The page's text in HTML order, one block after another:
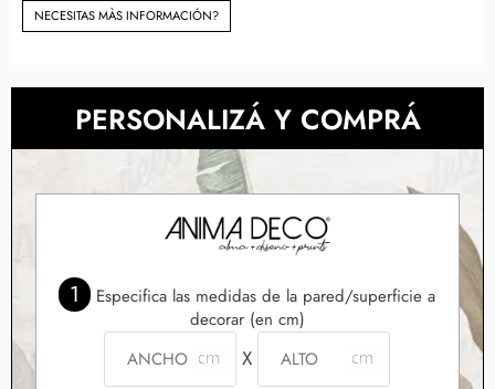
NECESITAS MÀS INFORMACIÓN?
PERSONALIZÁ Y COMPRÁ
1
Especifica las medidas de la pared/superficie a
decorar (en cm)
X